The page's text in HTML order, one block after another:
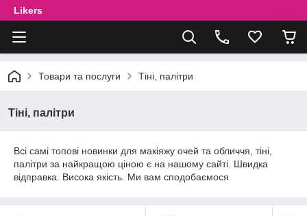
Likers
Товари та послуги Тіні, палітри
Тіні, палітри
Всі самі топові новинки для макіяжу очей та обличчя, тіні,
палітри за найкращою ціною є на нашому сайті. Швидка
відправка. Висока якість. Ми вам сподобаємося